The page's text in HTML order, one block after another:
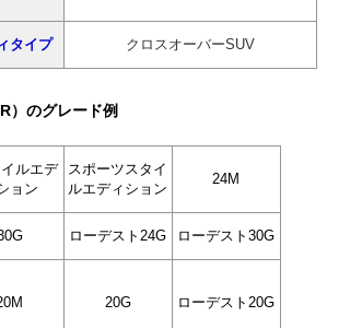
タイプ クロスオーバーSUV
）のグレード例
ルエデ
ョン
スポーツスタイ
ルエディション
24M
ローデスト24G ローデスト30G
20G ローデスト20G